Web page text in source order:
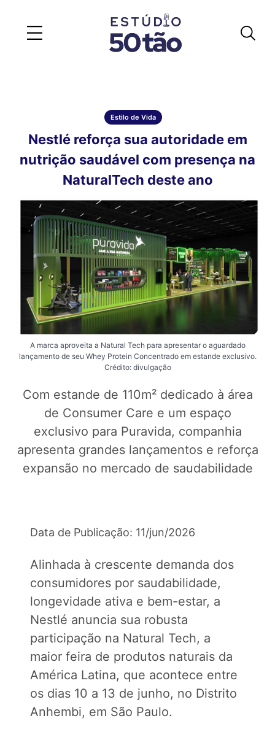
Estilo de Vida
Nestlé reforça sua autoridade em
nutrição saudável com presença na
NaturalTech deste ano
A marca aproveita a Natural Tech para apresentar o aguardado
lançamento de seu Whey Protein Concentrado em estande exclusivo.
Crédito: divulgação
Com estande de 110m² dedicado à área
de Consumer Care e um espaço
exclusivo para Puravida, companhia
apresenta grandes lançamentos e reforça
expansão no mercado de saudabilidade
Data de Publicação: 11/jun/2026
Alinhada à crescente demanda dos
consumidores por saudabilidade,
longevidade ativa e bem-estar, a
Nestlé anuncia sua robusta
participação na Natural Tech, a
maior feira de produtos naturais da
América Latina, que acontece entre
os dias 10 a 13 de junho, no Distrito
Anhembi, em São Paulo.